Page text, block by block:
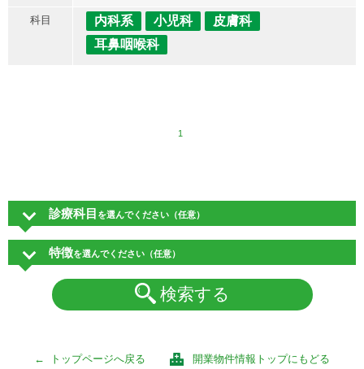
科目 内科系 小児科
皮膚科
耳鼻咽喉科
1
診療科目 を選んでください（任意）
特徴を選んでください（任意）
検索する
トップページへ戻る 開業物件情報トップにもどる